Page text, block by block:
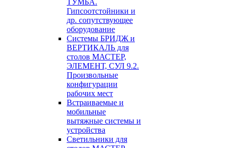
ТУМБА.
Гипсоотстойники и
др. сопутствующее
оборудование
Системы БРИДЖ и
ВЕРТИКАЛЬ для
столов МАСТЕР,
ЭЛЕМЕНТ, СУЛ 9.2.
Произвольные
конфигурации
рабочих мест
Встраиваемые и
мобильные
вытяжные системы и
устройства
Светильники для